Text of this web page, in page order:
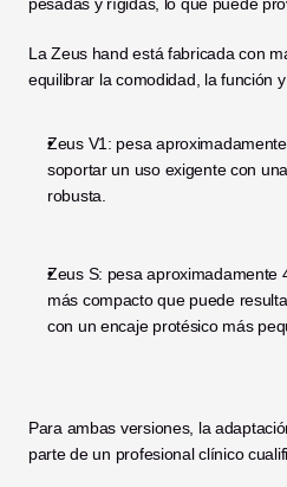
La Zeus hand está fabricada con
equilibrar la comodidad, la función
Zeus V1: pesa
soportar un uso exigente con
robusta.
Zeus S: pesa aproximadamente
más compacto que puede
con un encaje protésico más
Para ambas versiones, la
parte de un profesional clínico